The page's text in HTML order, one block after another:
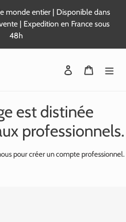
monde entier | Disponible dans
| Expedition en France sous
48h
Se connecter
Panier
est distinée
professionnels.
pour créer un compte professionnel.